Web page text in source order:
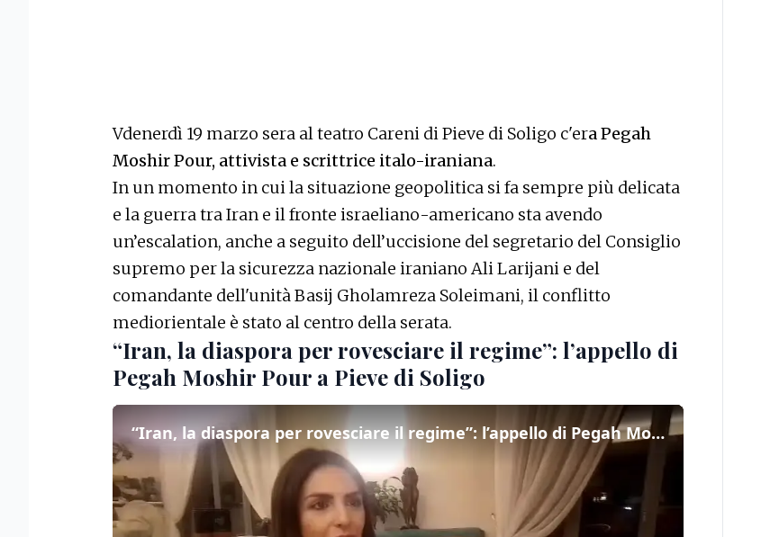
Vdenerdì 19 marzo sera al teatro Careni di Pieve di Soligo c'era Pegah
Moshir Pour, attivista e scrittrice italo-iraniana.
In un momento in cui la situazione geopolitica si fa sempre più delicata
e la guerra tra Iran e il fronte israeliano-americano sta avendo
un’escalation, anche a seguito dell’uccisione del segretario del Consiglio
supremo per la sicurezza nazionale iraniano Ali Larijani e del
comandante dell'unità Basij Gholamreza Soleimani, il conflitto
mediorientale è stato al centro della serata.
“Iran, la diaspora per rovesciare il regime”: l’appello di
Pegah Moshir Pour a Pieve di Soligo
“Iran, la diaspora per rovesciare il regime”: l’appello di Pegah Moshir Pour a Pieve di Soligo